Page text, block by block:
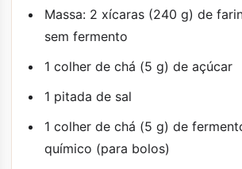
Massa: 2 xícaras (240 g) de
sem fermento
1 colher de chá (5 g) de açúcar
1 pitada de sal
1 colher de chá (5 g) de
químico (para bolos)